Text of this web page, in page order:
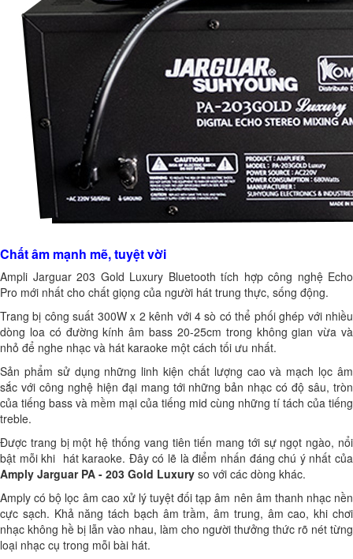
Chất âm mạnh mẽ, tuyệt vời
Ampli Jarguar 203 Gold Luxury Bluetooth tích hợp công nghệ Echo
Pro mới nhất cho chất giọng của người hát trung thực, sống động.
Trang bị công suất 300W x 2 kênh với 4 sò có thể phối ghép với nhiều
dòng loa có đường kính âm bass 20-25cm trong không gian vừa và
nhỏ để nghe nhạc và hát karaoke một cách tối ưu nhất.
Sản phẩm sử dụng những linh kiện chất lượng cao và mạch lọc âm
sắc với công nghệ hiện đại mang tới những bản nhạc có độ sâu, tròn
của tiếng bass và mềm mại của tiếng mid cùng những tí tách của tiếng
treble.
Được trang bị một hệ thống vang tiên tiến mang tới sự ngọt ngào, nổi
bật mỗi khi hát karaoke. Đây có lẽ là điểm nhấn đáng chú ý nhất của
Amply Jarguar PA - 203 Gold Luxury so với các dòng khác.
Amply có bộ lọc âm cao xử lý tuyệt đối tạp âm nên âm thanh nhạc nền
cực sạch. Khả năng tách bạch âm trầm, âm trung, âm cao, khi chơi
nhạc không hề bị lẫn vào nhau, làm cho người thưởng thức rõ nét từng
loại nhạc cụ trong mỗi bài hát.